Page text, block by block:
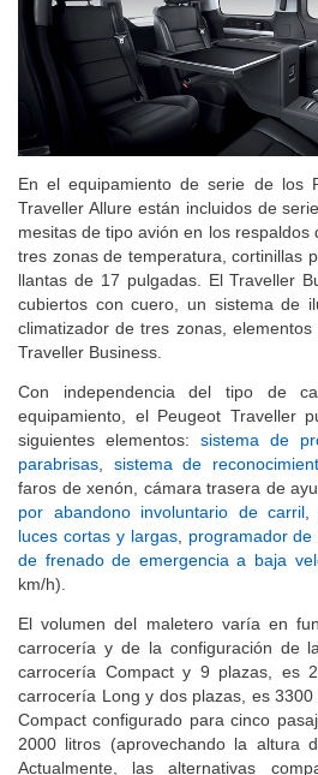
En el equipamiento de serie de los
Traveller Allure están incluidos de
mesitas de tipo avión en los respaldos
tres zonas de temperatura, cortinillas
llantas de 17 pulgadas. El Traveller
cubiertos con cuero, un sistema de
climatizador de tres zonas, elementos
Con independencia del tipo de
equipamiento, el Peugeot Traveller
siguientes elementos: sistema de
parabrisas,sistema de
faros de xenón, cámara trasera de
por abandono involuntario de carril
luces cortas y largas,programador
de frenado de emergencia a baja
El volumen del maletero varía en
carrocería y de la configuración de
carrocería Compact y 9 plazas, es
carrocería Long y dos plazas, es
Compact configurado para cinco
2000 litros (aprovechando la altura